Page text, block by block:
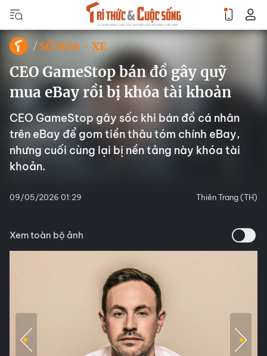
SỐ HÓA - XE
CEO GameStop bán đồ gây quỹ
mua eBay rồi bị khóa tài khoản
CEO GameStop gây sốc khi bán đồ cá nhân
trên eBay để gom tiền thâu tóm chính eBay,
nhưng cuối cùng lại bị nền tảng này khóa tài
khoản.
09/05/2026 01:29 Thiên Trang (TH)
Xem toàn bộ ảnh